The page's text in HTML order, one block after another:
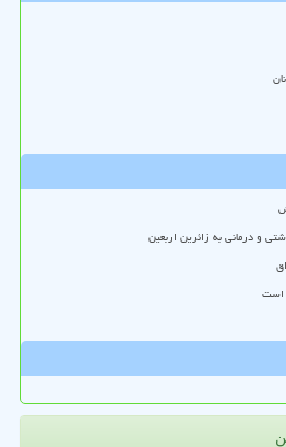
است